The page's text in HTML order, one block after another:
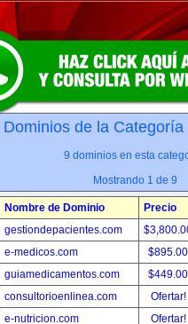
Dominios de la Categoría
9 dominios en esta
Mostrando 1 de 9
Nombre de Dominio Precio
gestiondepacientes.com
e-medicos.com
$895.00
guiamedicamentos.com
$449.00
consultorioenlinea.com
Ofertar!
e-nutricion.com
Ofertar!